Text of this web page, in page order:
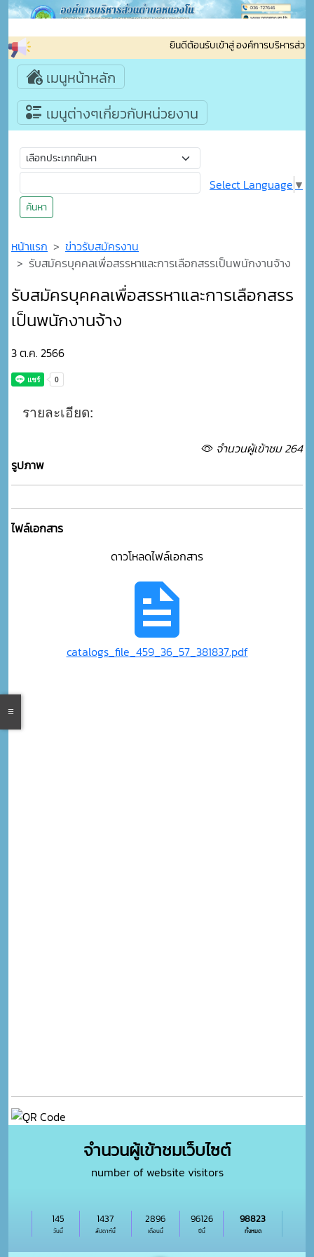
ยินดีต้อนรับเข้าสู่ องค์การบริหารส่วน
เมนูหน้าหลัก
เมนูต่างๆเกี่ยวกับหน่วยงาน
ค้นหา
Select Language ▼
หน้าแรก
ข่าวรับสมัครงาน
รับสมัครบุคคลเพื่อสรรหาและการเลือกสรรเป็นพนักงานจ้าง
รับสมัครบุคคลเพื่อสรรหาและการเลือกสรร
เป็นพนักงานจ้าง
3 ต.ค. 2566
รายละเอียด:
จำนวนผู้เข้าชม 264
รูปภาพ
ไฟล์เอกสาร
ดาวโหลดไฟล์เอกสาร
catalogs_file_459_36_57_381837.pdf
จำนวนผู้เข้าชมเว็บไซต์
number of website visitors
วันนี้
145
สัปดาห์นี้
1437
เดือนนี้
2896
ปีนี้
96126
ทั้งหมด
98823